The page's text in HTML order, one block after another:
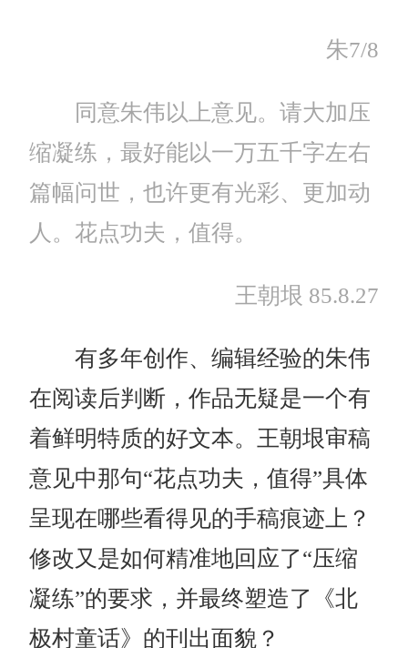
朱7/8
同意朱伟以上意见。请大加压
缩凝练，最好能以一万五千字左右
篇幅问世，也许更有光彩、更加动
人。花点功夫，值得。
王朝垠 85.8.27
有多年创作、编辑经验的朱伟
在阅读后判断，作品无疑是一个有
着鲜明特质的好文本。王朝垠审稿
意见中那句“花点功夫，值得”具体
呈现在哪些看得见的手稿痕迹上？
修改又是如何精准地回应了“压缩
凝练”的要求，并最终塑造了《北
极村童话》的刊出面貌？